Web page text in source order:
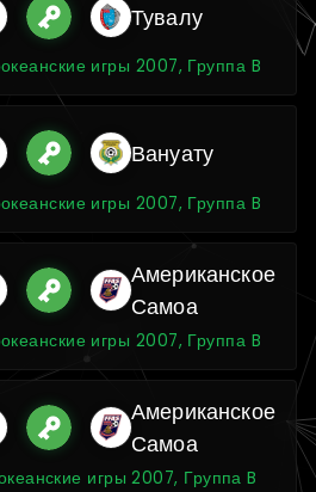
Тувалу
игры 2007, Группа B
Вануату
игры 2007, Группа B
Американское
Самоа
игры 2007, Группа B
Американское
Самоа
игры 2007, Группа B